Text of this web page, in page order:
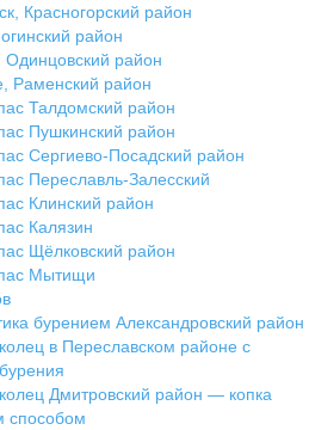
Красногорский район
район
район
Раменский район
Талдомский район
Пушкинский район
Сергиево-Посадский район
Переславль-Залесский
Клинский район
Калязин
Щёлковский район
Мытищи
бурением Александровский район
в Переславском районе с
Дмитровский район — копка